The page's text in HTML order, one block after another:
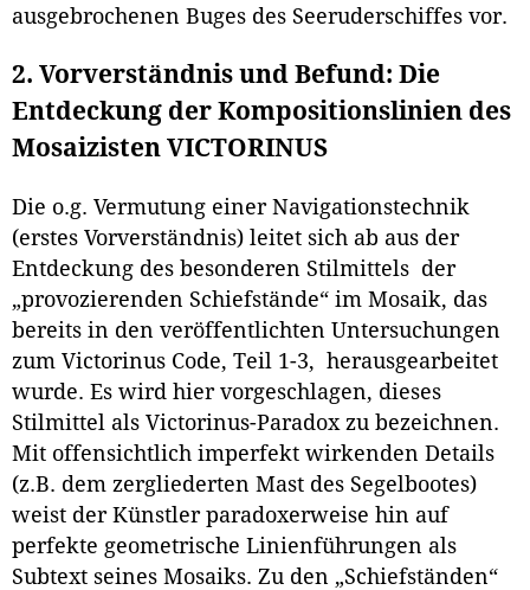
ausgebrochenen Buges des Seeruderschiffes vor.
2. Vorverständnis und Befund: Die
Entdeckung der Kompositionslinien des
Mosaizisten VICTORINUS
Die o.g. Vermutung einer Navigationstechnik
(erstes Vorverständnis) leitet sich ab aus der
Entdeckung des besonderen Stilmittels der
„provozierenden Schiefstände“ im Mosaik, das
bereits in den veröffentlichten Untersuchungen
zum Victorinus Code, Teil 1-3, herausgearbeitet
wurde. Es wird hier vorgeschlagen, dieses
Stilmittel als Victorinus-Paradox zu bezeichnen.
Mit offensichtlich imperfekt wirkenden Details
(z.B. dem zergliederten Mast des Segelbootes)
weist der Künstler paradoxerweise hin auf
perfekte geometrische Linienführungen als
Subtext seines Mosaiks. Zu den „Schiefständen“